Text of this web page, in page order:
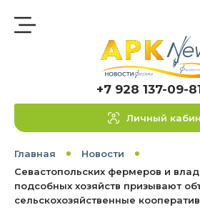
+7 928 137-09-
Личный
Главная
Новости
Севастопольских фермеров и
подсобных хозяйств призывают
сельскохозяйственные